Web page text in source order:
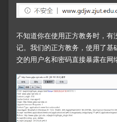
不知道你在使用正方教务时，有
记。我们的正方教务，使用了基
交的用户名和密码直接暴露在网